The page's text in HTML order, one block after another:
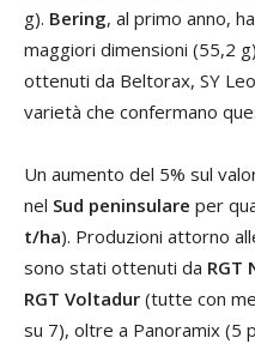
g). Bering, al primo anno,
maggiori dimensioni (55,2
ottenuti da Beltorax, SY
varietà che confermano
Un aumento del 5% sul
nel Sud peninsulare per
t/ha). Produzioni attorno
sono stati ottenuti da RGT
RGT Voltadur (tutte con
su 7), oltre a Panoramix (5